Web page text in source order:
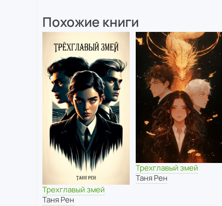
Похожие книги
Трехглавый змей
Таня Рен
Трехглавый змей
Таня Рен